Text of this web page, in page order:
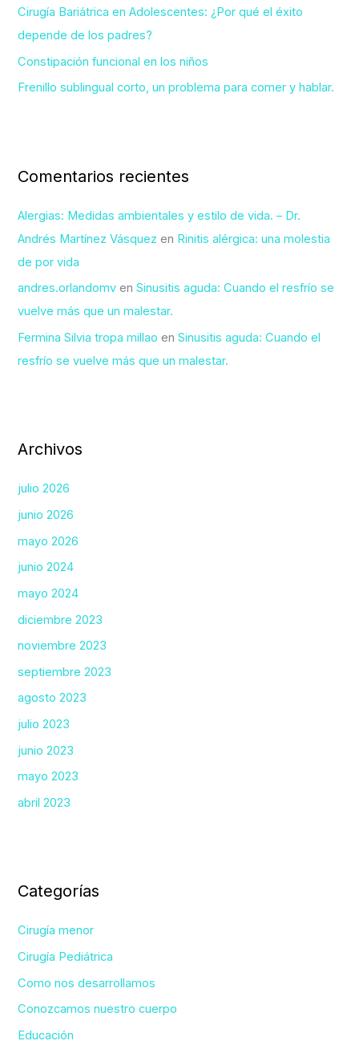
:Cirugía Bariátrica en Adolescentes: ¿Por qué el éxito
depende de los padres?
Constipación funcional en los niños
Frenillo sublingual corto, un problema para comer y hablar.
Comentarios recientes
Alergias: Medidas ambientales y estilo de vida. – Dr.
Andrés Martínez Vásquez en Rinitis alérgica: una molestia
de por vida
andres.orlandomv enSinusitis aguda: Cuando el resfrío se
vuelve más que un malestar.
Fermina Silvia tropa millao enSinusitis aguda: Cuando el
resfrío se vuelve más que un malestar.
Archivos
julio 2026
junio 2026
mayo 2026
junio 2024
mayo 2024
diciembre 2023
noviembre 2023
septiembre 2023
agosto 2023
julio 2023
junio 2023
mayo 2023
abril 2023
Categorías
Cirugía menor
Cirugía Pediátrica
Como nos desarrollamos
Conozcamos nuestro cuerpo
Educación